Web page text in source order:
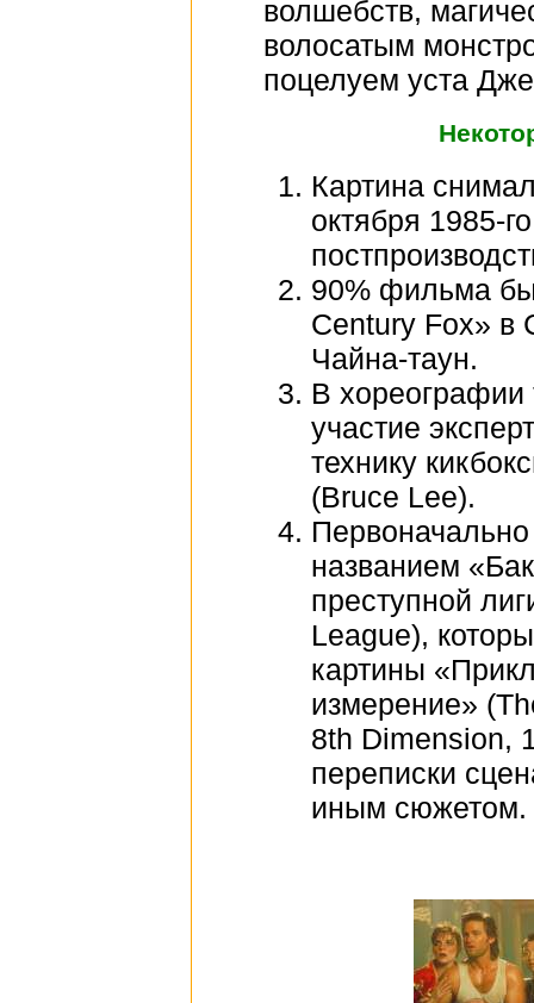
волшебств,
волосатым
поцелуем уста
Картина
октября 1985-
90% фильма
Century Fox» в
Чайна-таун.
В хореографии
участие
технику
(Bruce Lee).
названием
преступной
League),
картины
измерение»
8th Dimension,
переписки
иным сюжетом.